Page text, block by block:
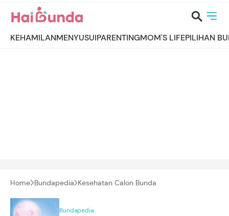
KEHAMILANMENYUSUIPARENTINGMOM'S LIFEPILIHAN
Home Bundapedia Kesehatan Calon Bunda
Bundapedia